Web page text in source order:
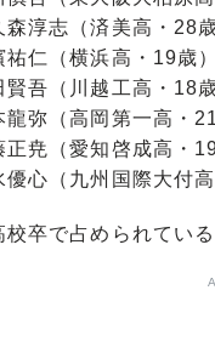
淳志（済美高・28歳
（横浜高・19歳）
（川越工高・18歳
（高岡第一高・21
（愛知啓成高・19
（九州国際大付高
卒で占められている